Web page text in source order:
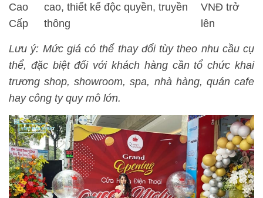
Cao
Cấp
cao, thiết kế độc quyền, truyền
thông
VNĐ trở
lên
Lưu ý: Mức giá có thể thay đổi tùy theo nhu cầu cụ
thể, đặc biệt đối với khách hàng cần tổ chức khai
trương shop, showroom, spa, nhà hàng, quán cafe
hay công ty quy mô lớn.